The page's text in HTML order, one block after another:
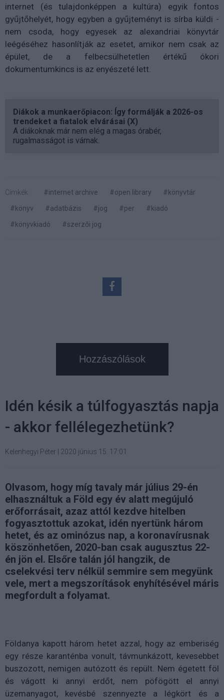
internet (és tulajdonképpen a kultúra) egyik fontos
gyűjtőhelyét, hogy egyben a gyűjteményt is sírba küldi -
nem csoda, hogy egyesek az alexandriai könyvtár
leégéséhez hasonlítják az esetet, amikor nem csak az
épület, de a felbecsülhetetlen értékű ókori
dokumentumkincs is az enyészeté lett.
Diákok a munkaerőpiacon: Így formálják a 2026-os
trendeket a fiatalok elvárásai (X)
A diákoknak már nem elég a magas órabér,
rugalmasságot is várnak.
Címkék: #internet archive #open library
#könyvtár
#könyv
#adatbázis #jog #per
#kiadó
#könyvkiadó
#szerzői jog
Hozzászólások
Idén késik a túlfogyasztás napja
- akkor fellélegezhetünk?
Kelenhegyi Péter 2020 június 15. 17:01
Olvasom, hogy míg tavaly már július 29-én
elhasználtuk a Föld egy év alatt megújuló
erőforrásait, azaz attól kezdve hitelben
fogyasztottuk azokat, idén nyertünk három
hetet, és az ominózus nap, a koronavírusnak
köszönhetően, 2020-ban csak augusztus 22-
én jön el. Elsőre talán jól hangzik, de
cselekvési terv nélkül semmire sem megyünk
vele, mert a megszorítások enyhítésével máris
megfordult a folyamat.
Földanya kapott három hetet azzal, hogy az emberiség
egy része karanténba vonult, távmunkázott, kevesebbet
buszozott, nemigen autózott és repült. Nem égetett föl
és vágott ki annyi erdőt, nem pöfögött el annyi
üzemanyagot, kevésbé szennyezte a légkört és a